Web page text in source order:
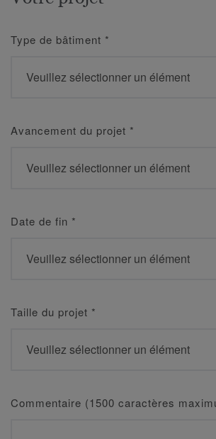
Type de bâtiment *
Avancement du projet *
Date de fin *
Taille du projet *
Commentaire (1500 caractères